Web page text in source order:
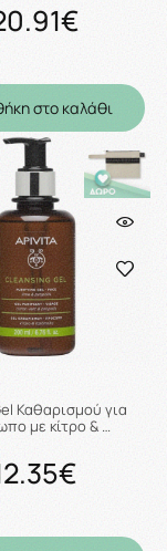
στο καλάθι
Καθαρισμού για
με κίτρο & …